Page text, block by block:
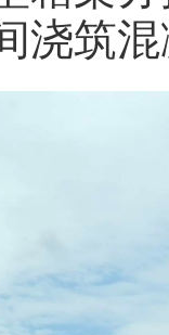
浇筑